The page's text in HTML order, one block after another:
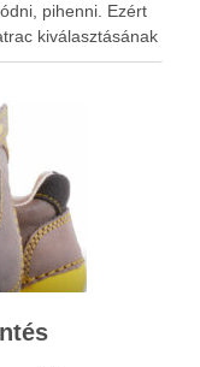
pihenni. Ezért
kiválasztásának
kapcsol az agy és a